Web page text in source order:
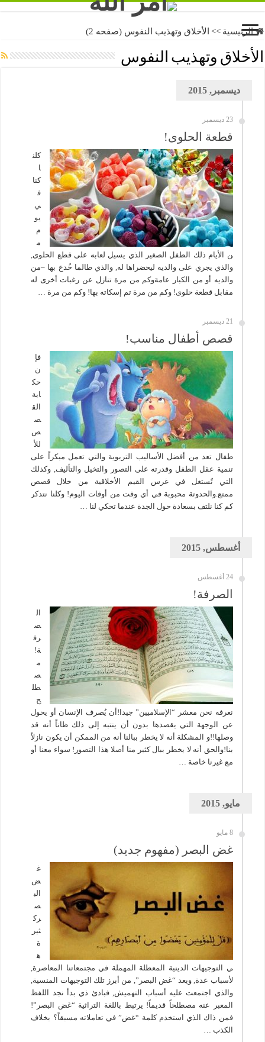
الرئيسية >> الأخلاق وتهذيب النفوس (صفحه 2)
الأخلاق وتهذيب النفوس
ديسمبر, 2015
23 ديسمبر
قطعة الحلوى!
كلن
ا
كنا
ف
ي
يو
م
م
ن الأيام ذلك الطفل الصغير الذي يسيل لعابه على قطع الحلوى,
والذي يجري على والديه ليحضراها له, والذي طالما خُدع بها –من
والديه أو من الكبار عامةوكم من مرة تنازل عن رغبات أخرى له
مقابل قطعة حلوى! وكم من مرة تم إسكاته بها! وكم من مرة …
21 ديسمبر
قصص أطفال مناسب!
فإ
ن
حك
اية
الق
ص
ص
للأ
طفال تعد من أفضل الأساليب التربوية والتي تعمل مبكراً على
تنمية عقل الطفل وقدرته على التصور والتخيل والتأليف, وكذلك
التي تٌستغل في غرس القيم الأخلاقية من خلال قصص
ممتع.والحدوتة محبوبة في أي وقت من أوقات اليوم! وكلنا نتذكر
كم كنا نلتف بسعادة حول الجدة عندما تحكي لنا …
أغسطس, 2015
24 أغسطس
الصرفة!
ال
ص
رف
ة!
م
ص
طل
ح
نعرفه نحن معشر “الإسلاميين” جيدا!أن يُصرف الإنسان أو يحول
عن الوجهة التي يقصدها بدون أن ينتبه إلى ذلك ظاناً أنه قد
وصلها!!و المشكلة أنه لا يخطر ببالنا أنه من الممكن أن يكون نازلاً
بنا!والحق أنه لا يخطر ببال كثير منا أصلا هذا التصور! سواء معنا أو
مع غيرنا خاصة …
مايو, 2015
8 مايو
غض البصر (مفهوم جديد)
غ
ض
الب
ص
رك
ثير
ة
ه
ي التوجيهات الدينية المعطلة المهملة في مجتمعاتنا المعاصرة,
لأسباب عدة, ويعد “غض البصر”, من أبرز تلك التوجيهات المنسية,
والذي اجتمعت عليه أسباب التهميش, فبادئ ذي بدأ نجد اللفظ
المعبر عنه مصطلحاً قديماً! يرتبط باللغة التراثية “غض البصر”!
فمن ذاك الذي استخدم كلمة “غض” في تعاملاته مسبقاً؟ بخلاف
الكذب …